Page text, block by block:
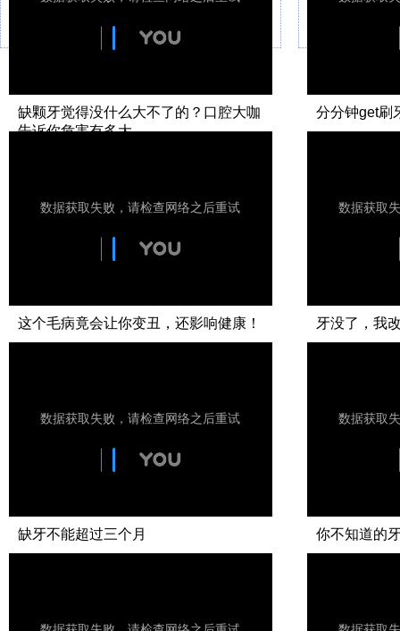
缺颗牙觉得没什么大不了的？口腔大咖
告诉你危害有多大
这个毛病竟会让你变丑，还影响健康！
缺牙不能超过三个月
分分钟get刷
牙没了，我
你不知道的